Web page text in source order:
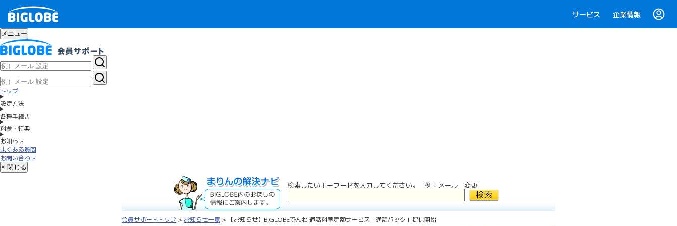
サービス 企業情報
メニュー
トップ
設定方法
各種手続き
料金・特典
お知らせ
よくある質問
お問い合わせ
× 閉じる
検索したいキーワードを入力してください。 例：メール 変更
会員サポートトップ > お知らせ一覧 > 【お知らせ】BIGLOBEでんわ 通話料準定額サービス「通話パック」提供開始